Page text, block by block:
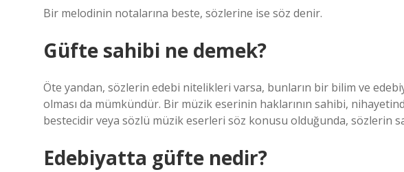
Bir melodinin notalarına beste, sözlerine ise söz denir.
Güfte sahibi ne demek?
Öte yandan, sözlerin edebi nitelikleri varsa, bunların bir bilim ve
olması da mümkündür. Bir müzik eserinin haklarının sahibi,
bestecidir veya sözlü müzik eserleri söz konusu olduğunda, sözlerin
Edebiyatta güfte nedir?